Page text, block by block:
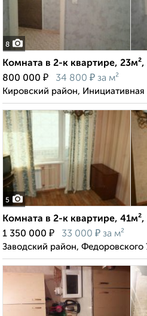
8
Комната в 2-к квартире,
800 000 ₽ 34 800 ₽ за м²
Кировский район, Инициативная
5
Комната в 2-к квартире,
1 350 000 ₽ 33 000 ₽ за м²
Заводский район, Федоровского